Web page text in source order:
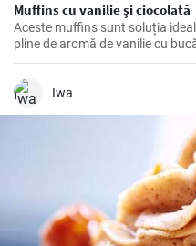
Muffins cu vanilie și ciocolată
Aceste muffins sunt soluția
pline de aromă de vanilie cu
combinație de neînvins.
Iwa